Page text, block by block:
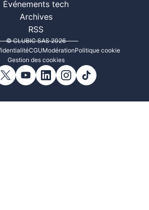
Événements tech
Archives
RSS
© CLUBIC SAS 2026
CGUModérationPolitique cookie
Gestion des cookies